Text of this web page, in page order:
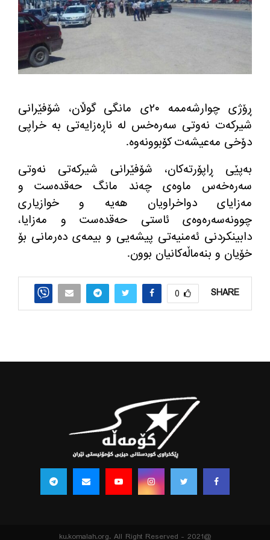
ڕۆژی چوارشه‌ممه‌ ٢٠ی مانگی گوڵان، شۆفێرانی
شیركه‌ت نه‌وتی سه‌ره‌خس له‌ ناڕه‌زایه‌تی به‌ خراپی
دۆخی مه‌عیشه‌ت كۆبوونه‌وه‌.
به‌پێی ڕاپۆرته‌كان، شۆفێرانی شیركه‌تی نه‌وتی
سه‌ره‌خه‌س ماوه‌ی چه‌ند مانگ حه‌قده‌ست و
مه‌زایای دواخراویان هه‌یه‌ و خوازیاری
چوونه‌سه‌ره‌وه‌ی ئاستی حه‌قده‌ست و مه‌زایا،
دابینكردنی ئه‌منیه‌تی پیشه‌یی و بیمه‌ی ده‌رمانی بۆ
خۆیان و بنه‌ماڵه‌كانیان بوون.
SHARE
0
@2021 - ku.komalah.org. All Right Reserved